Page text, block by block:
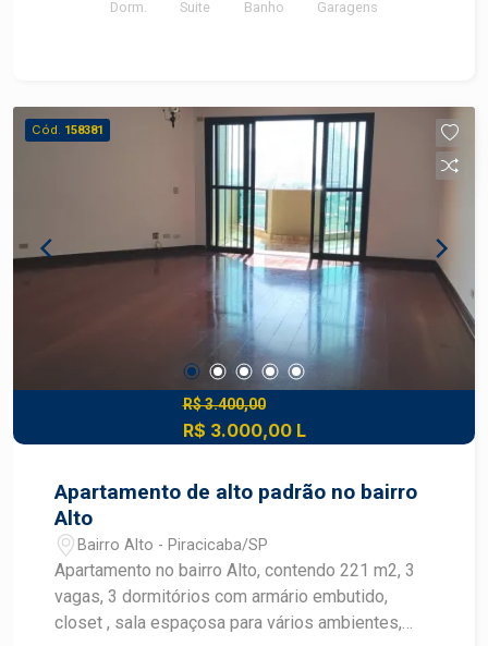
vagas de garagem.
Dorm. Suite Banho Garagens
Cód. 158381
R$ 3.400,00
R$ 3.000,00 L
Apartamento de alto padrão no bairro
Alto
Bairro Alto - Piracicaba/SP
Apartamento no bairro Alto, contendo 221 m2, 3
vagas, 3 dormitórios com armário embutido,
closet , sala espaçosa para vários ambientes,